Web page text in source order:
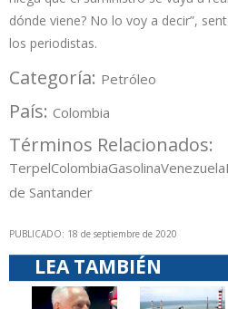
dónde viene? No lo voy a decir”,
los periodistas.
Categoría: Petróleo
País: Colombia
Términos Relacionados:
TerpelColombiaGasolinaVenezuela
de Santander
PUBLICADO: 18 de septiembre de 2020
LEA TAMBIÉN